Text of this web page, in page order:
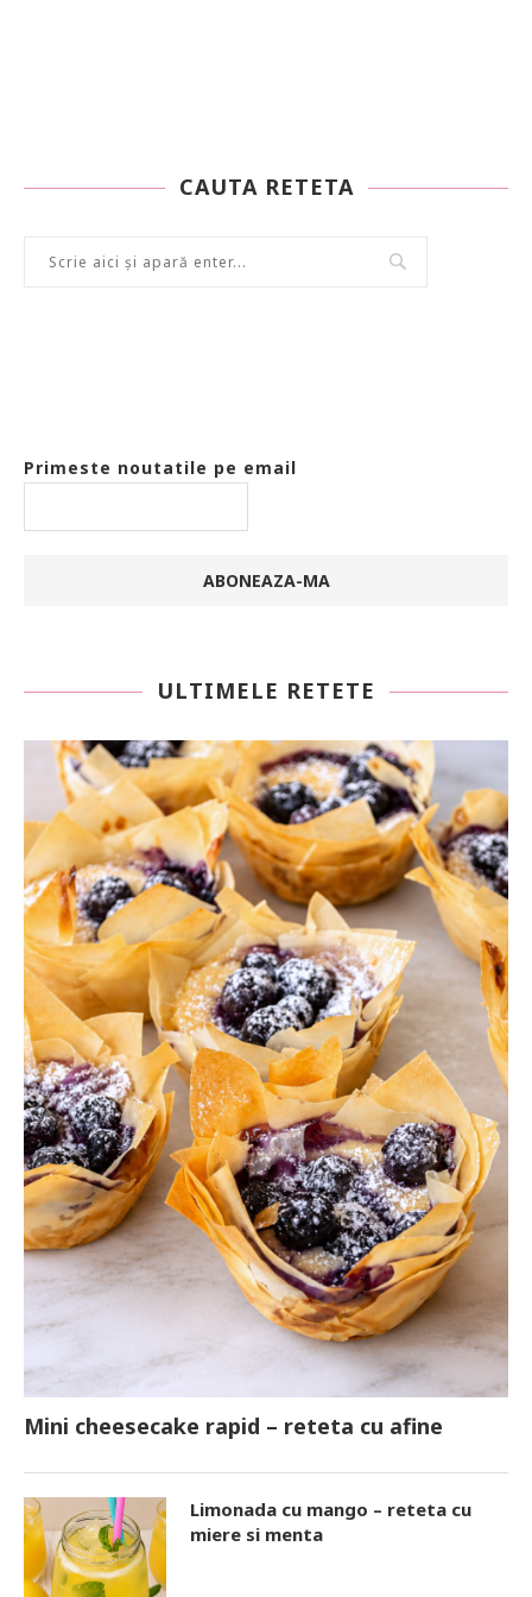
CAUTA RETETA
Primeste noutatile pe email
ULTIMELE RETETE
Mini cheesecake rapid – reteta cu afine
Limonada cu mango – reteta cu
miere si menta